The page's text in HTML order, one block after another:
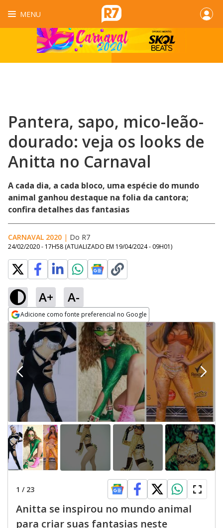
MENU
Pantera, sapo, mico-leão-
dourado: veja os looks de
Anitta no Carnaval
A cada dia, a cada bloco, uma espécie do mundo
animal ganhou destaque na folia da cantora;
confira detalhes das fantasias
CARNAVAL 2020 | Do R7
24/02/2020 - 17H58 (ATUALIZADO EM 19/04/2024 - 09H01)
A+ A-
Adicione como fonte preferencial no Google
Opens in new window
1 / 23
Anitta se inspirou no mundo animal
para criar suas fantasias neste